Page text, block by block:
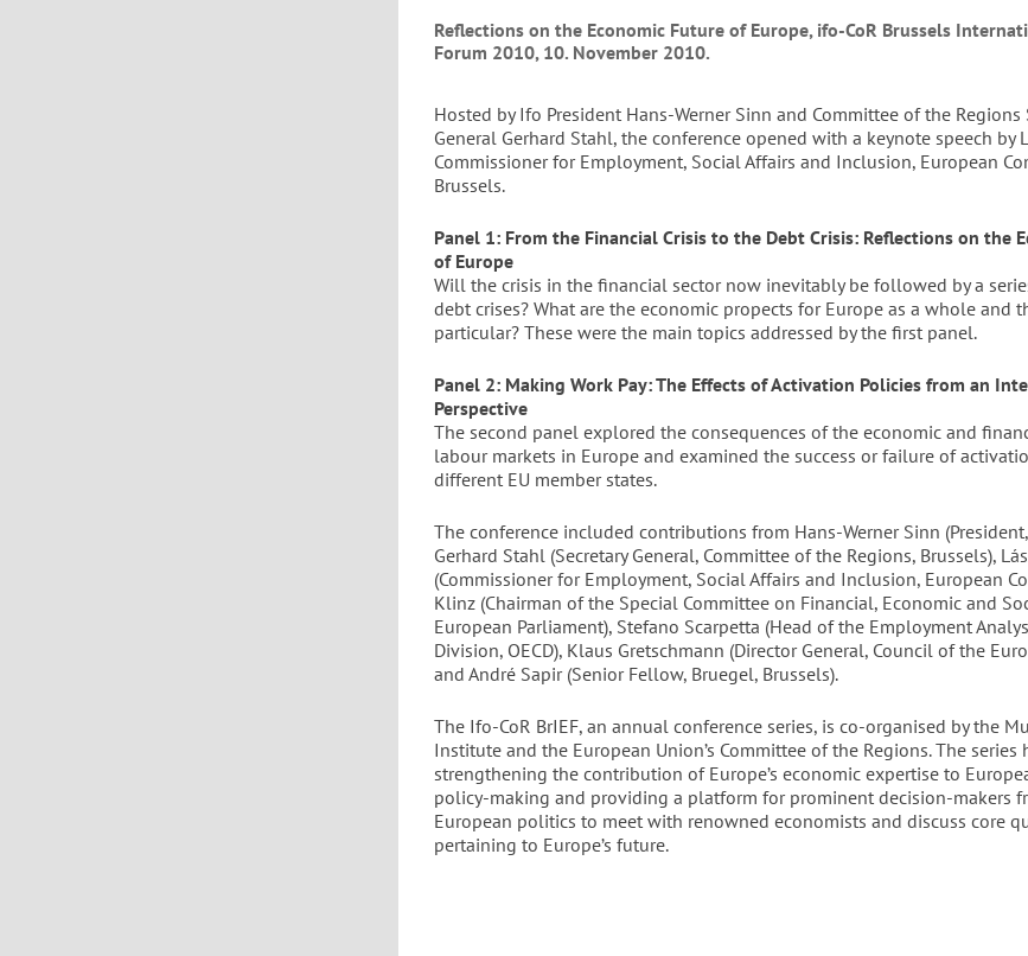
Reflections on the Economic Future of Europe, ifo-CoR Brussels
Forum 2010, 10. November 2010.
Hosted by Ifo President Hans-Werner Sinn and Committee of the Regions
General Gerhard Stahl, the conference opened with a keynote speech by
Commissioner for Employment, Social Affairs and Inclusion, European
Brussels.
Panel 1: From the Financial Crisis to the Debt Crisis: Reflections on the
of Europe
Will the crisis in the financial sector now inevitably be followed by a
debt crises? What are the economic propects for Europe as a whole and
particular? These were the main topics addressed by the first panel.
Panel 2: Making Work Pay: The Effects of Activation Policies from an
Perspective
The second panel explored the consequences of the economic and
labour markets in Europe and examined the success or failure of
different EU member states.
The conference included contributions from Hans-Werner Sinn
Gerhard Stahl (Secretary General, Committee of the Regions, Brussels),
(Commissioner for Employment, Social Affairs and Inclusion, European
Klinz (Chairman of the Special Committee on Financial, Economic and
European Parliament), Stefano Scarpetta (Head of the Employment
Division, OECD), Klaus Gretschmann (Director General, Council of the
and André Sapir (Senior Fellow, Bruegel, Brussels).
The Ifo-CoR BrIEF, an annual conference series, is co-organised by the
Institute and the European Union’s Committee of the Regions. The series
strengthening the contribution of Europe’s economic expertise to
policy-making and providing a platform for prominent decision-makers
European politics to meet with renowned economists and discuss core
pertaining to Europe’s future.